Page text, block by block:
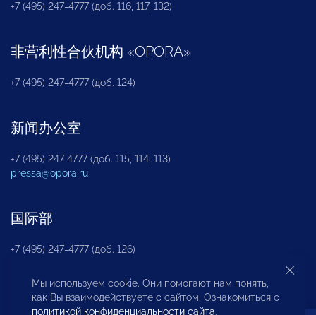
+7 (495) 247-4777 (доб. 116, 117, 132)
非营利性合伙机构 «OPORA»
+7 (495) 247-4777 (доб. 124)
新闻办公室
+7 (495) 247 4777 (доб. 115, 114, 113)
pressa@opora.ru
国际部
+7 (495) 247-4777 (доб. 126)
商投权益保护部
Мы используем cookie. Они помогают нам понять,
как Вы взаимодействуете с сайтом. Ознакомиться с
политикой конфиденциальности сайта.